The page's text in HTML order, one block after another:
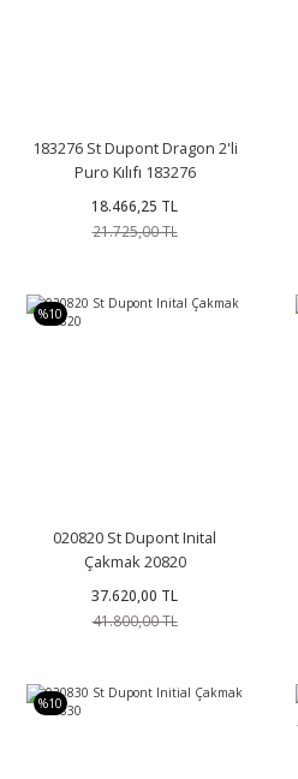
183276 St Dupont Dragon 2'li
Puro Kılıfı 183276
18.466,25 TL
21.725,00 TL
%10
020820 St Dupont Inital
Çakmak 20820
37.620,00 TL
41.800,00 TL
%10